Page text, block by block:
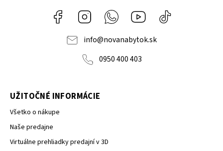
Facebook Instagram Whatsapp Youtube
nábytok
info@novanabytok.sk
0950 400 403
UŽITOČNÉ INFORMÁCIE
Všetko o nákupe
Naše predajne
Virtuálne prehliadky predajní v 3D